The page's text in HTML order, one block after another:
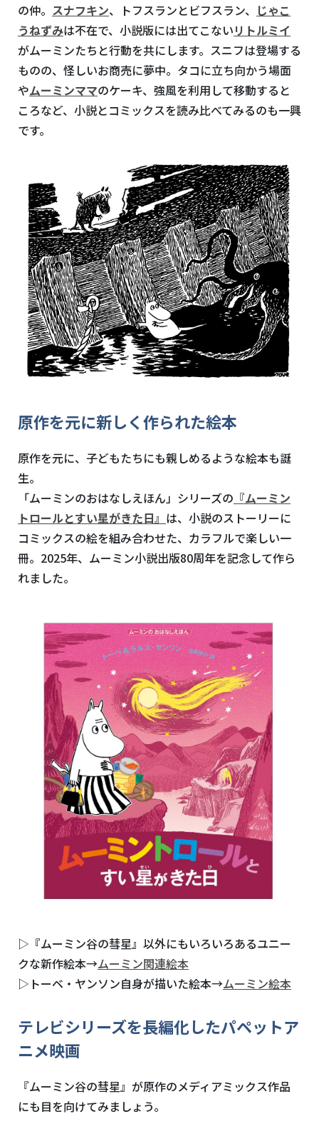
の仲。 スナフキン、トフスランとビフスラン、 じゃこ
うねずみは不在で、小説版には出てこないリトルミイ
がムーミンたちと行動を共にします。スニフは登場する
ものの、怪しいお商売に夢中。タコに立ち向かう場面
やムーミンママのケーキ、強風を利用して移動すると
ころなど、小説とコミックスを読み比べてみるのも一興
です。
原作を元に新しく作られた絵本
原作を元に、子どもたちにも親しめるような絵本も誕
生。
「ムーミンのおはなしえほん」シリーズの 『ムーミン
トロールとすい星がきた日』 は、小説のストーリーに
コミックスの絵を組み合わせた、カラフルで楽しい一
冊。 2025年、ムーミン小説出版80周年を記念して作ら
れました。
▷『ムーミン谷の彗星』以外にもいろいろあるユニー
クな新作絵本→ムーミン関連絵本
▷トーベ・ヤンソン自身が描いた絵本→ムーミン絵本
テレビシリーズを長編化したパペットア
ニメ映画
『ムーミン谷の彗星』が原作のメディアミックス作品
にも目を向けてみましょう。